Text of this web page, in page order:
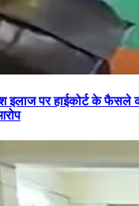
इलाज पर हाईकोर्ट के फैसले